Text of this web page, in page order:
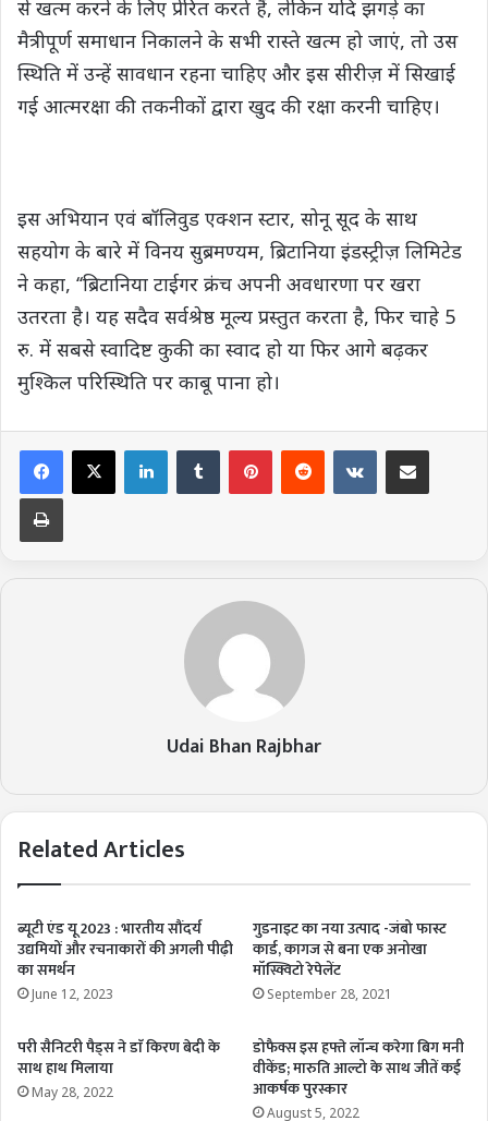
से खत्म करने के लिए प्रेरित करते हैं, लेकिन यदि झगड़े का
मैत्रीपूर्ण समाधान निकालने के सभी रास्ते खत्म हो जाएं, तो उस
स्थिति में उन्हें सावधान रहना चाहिए और इस सीरीज़ में सिखाई
गई आत्मरक्षा की तकनीकों द्वारा खुद की रक्षा करनी चाहिए।
इस अभियान एवं बॉलिवुड एक्शन स्टार, सोनू सूद के साथ
सहयोग के बारे में विनय सुब्रमण्यम, ब्रिटानिया इंडस्ट्रीज़ लिमिटेड
ने कहा, ‘‘ब्रिटानिया टाईगर क्रंच अपनी अवधारणा पर खरा
उतरता है। यह सदैव सर्वश्रेष्ठ मूल्य प्रस्तुत करता है, फिर चाहे 5
रु. में सबसे स्वादिष्ट कुकी का स्वाद हो या फिर आगे बढ़कर
मुश्किल परिस्थिति पर काबू पाना हो।
LinkedIn VKontakte
Udai Bhan Rajbhar
Related Articles
ब्यूटी एंड यू 2023 : भारतीय सौंदर्य
उद्यमियों और रचनाकारों की अगली पीढ़ी
का समर्थन
June 12, 2023
गुडनाइट का नया उत्पाद -जंबो फास्ट
कार्ड, कागज से बना एक अनोखा
मॉस्क्विटो रेपेलेंट
September 28, 2021
परी सैनिटरी पैड्स ने डाॅ किरण बेदी के
साथ हाथ मिलाया
May 28, 2022
डोफैक्स इस हफ्ते लॉन्च करेगा बिग मनी
वीकेंड; मारुति आल्टो के साथ जीतें कई
आकर्षक पुरस्कार
August 5, 2022